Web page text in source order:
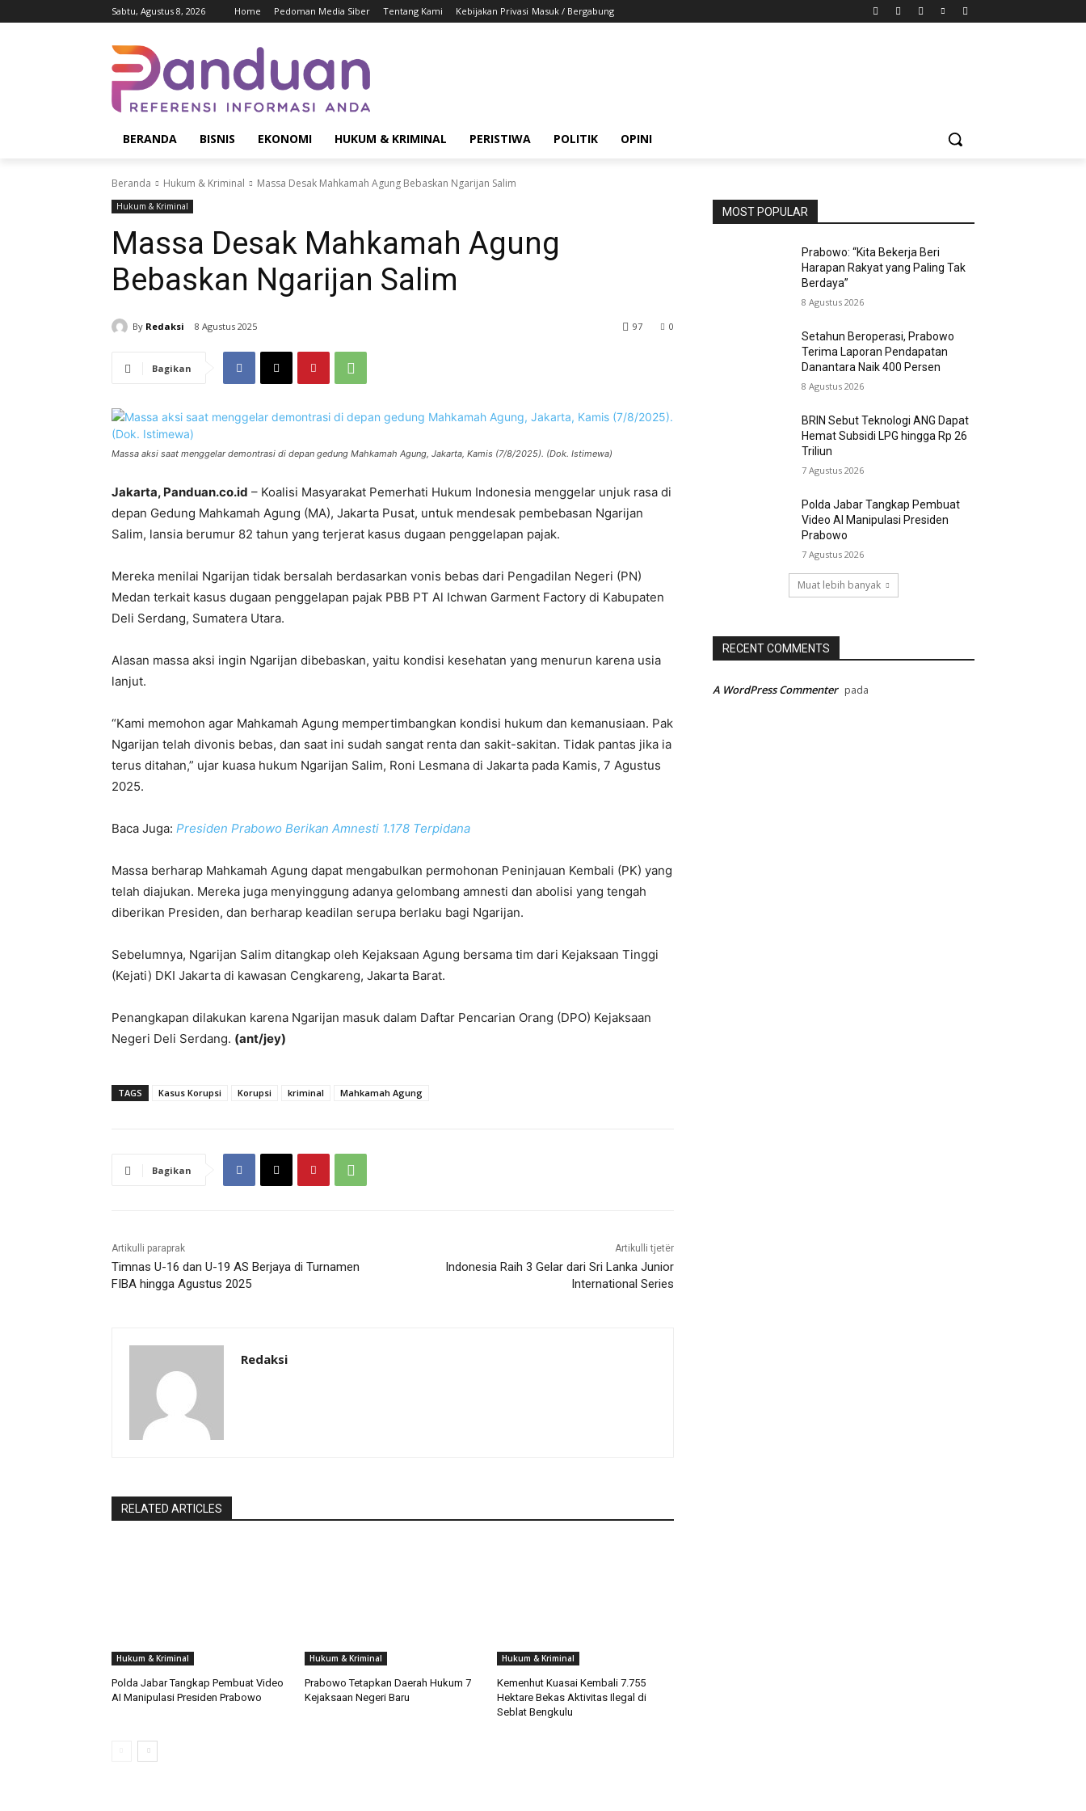
Sabtu, Agustus 8, 2026 Home Pedoman Media Siber Tentang Kami Kebijakan Privasi Masuk / Bergabung
BERANDA BISNIS EKONOMI HUKUM & KRIMINAL PERISTIWA POLITIK OPINI
Beranda Hukum & Kriminal Massa Desak Mahkamah Agung Bebaskan Ngarijan Salim
Hukum & Kriminal
Massa Desak Mahkamah Agung
Bebaskan Ngarijan Salim
By Redaksi 8 Agustus 2025 0
97
Bagikan
Massa aksi saat menggelar demontrasi di depan gedung Mahkamah Agung, Jakarta, Kamis (7/8/2025). (Dok. Istimewa)
Jakarta, Panduan.co.id – Koalisi Masyarakat Pemerhati Hukum Indonesia menggelar unjuk rasa di
depan Gedung Mahkamah Agung (MA), Jakarta Pusat, untuk mendesak pembebasan Ngarijan
Salim, lansia berumur 82 tahun yang terjerat kasus dugaan penggelapan pajak.
Mereka menilai Ngarijan tidak bersalah berdasarkan vonis bebas dari Pengadilan Negeri (PN)
Medan terkait kasus dugaan penggelapan pajak PBB PT Al Ichwan Garment Factory di Kabupaten
Deli Serdang, Sumatera Utara.
Alasan massa aksi ingin Ngarijan dibebaskan, yaitu kondisi kesehatan yang menurun karena usia
lanjut.
“Kami memohon agar Mahkamah Agung mempertimbangkan kondisi hukum dan kemanusiaan. Pak
Ngarijan telah divonis bebas, dan saat ini sudah sangat renta dan sakit-sakitan. Tidak pantas jika ia
terus ditahan,” ujar kuasa hukum Ngarijan Salim, Roni Lesmana di Jakarta pada Kamis, 7 Agustus
2025.
Baca Juga: Presiden Prabowo Berikan Amnesti 1.178 Terpidana
Massa berharap Mahkamah Agung dapat mengabulkan permohonan Peninjauan Kembali (PK) yang
telah diajukan. Mereka juga menyinggung adanya gelombang amnesti dan abolisi yang tengah
diberikan Presiden, dan berharap keadilan serupa berlaku bagi Ngarijan.
Sebelumnya, Ngarijan Salim ditangkap oleh Kejaksaan Agung bersama tim dari Kejaksaan Tinggi
(Kejati) DKI Jakarta di kawasan Cengkareng, Jakarta Barat.
Penangkapan dilakukan karena Ngarijan masuk dalam Daftar Pencarian Orang (DPO) Kejaksaan
Negeri Deli Serdang. (ant/jey)
TAGS Kasus Korupsi Korupsi kriminal Mahkamah Agung
Bagikan
Artikulli paraprak
Timnas U-16 dan U-19 AS Berjaya di Turnamen
FIBA hingga Agustus 2025
Artikulli tjetër
Indonesia Raih 3 Gelar dari Sri Lanka Junior
International Series
Redaksi
RELATED ARTICLES
Hukum & Kriminal
Polda Jabar Tangkap Pembuat Video
AI Manipulasi Presiden Prabowo
Hukum & Kriminal
Prabowo Tetapkan Daerah Hukum 7
Kejaksaan Negeri Baru
Hukum & Kriminal
Kemenhut Kuasai Kembali 7.755
Hektare Bekas Aktivitas Ilegal di
Seblat Bengkulu
MOST POPULAR
Prabowo: “Kita Bekerja Beri
Harapan Rakyat yang Paling Tak
Berdaya”
8 Agustus 2026
Setahun Beroperasi, Prabowo
Terima Laporan Pendapatan
Danantara Naik 400 Persen
8 Agustus 2026
BRIN Sebut Teknologi ANG Dapat
Hemat Subsidi LPG hingga Rp 26
Triliun
7 Agustus 2026
Polda Jabar Tangkap Pembuat
Video AI Manipulasi Presiden
Prabowo
7 Agustus 2026
Muat lebih banyak
RECENT COMMENTS
A WordPress Commenter pada